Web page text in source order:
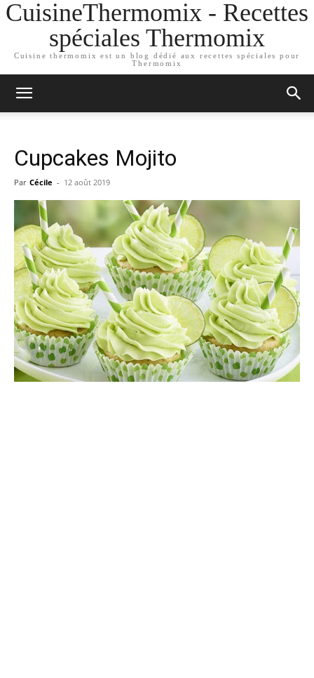
CuisineThermomix - Recettes
spéciales Thermomix
Cuisine thermomix est un blog dédié aux recettes spéciales pour
Thermomix
Cupcakes Mojito
Par Cécile - 12 août 2019